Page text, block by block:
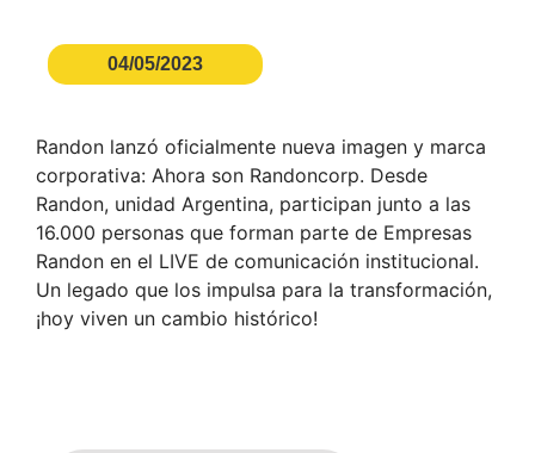
04/05/2023
Randon lanzó oficialmente nueva imagen y marca
corporativa: Ahora son Randoncorp. Desde
Randon, unidad Argentina, participan junto a las
16.000 personas que forman parte de Empresas
Randon en el LIVE de comunicación institucional.
Un legado que los impulsa para la transformación,
¡hoy viven un cambio histórico!